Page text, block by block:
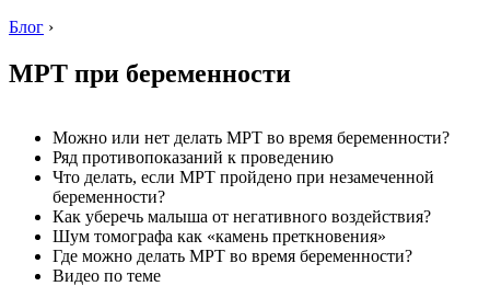
Блог ›
МРТ при беременности
Можно или нет делать МРТ во время беременности?
Ряд противопоказаний к проведению
Что делать, если МРТ пройдено при незамеченной
беременности?
Как уберечь малыша от негативного воздействия?
Шум томографа как «камень преткновения»
Где можно делать МРТ во время беременности?
Видео по теме